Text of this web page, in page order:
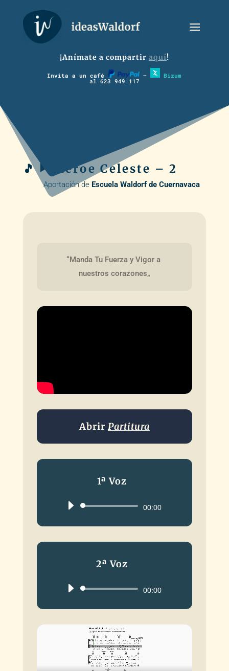
¡Anímate a compartir aquí!
Invita a un café – Bizum
al 623 949 117
🎵 ▶️ Héroe Celeste – 2
Aportación de Escuela Waldorf de Cuernavaca
“Manda Tu Fuerza y Vigor a
nuestros corazones„
Abrir Partitura
1ª Voz
Reproductor00:00
2ª Voz
Reproductor00:00